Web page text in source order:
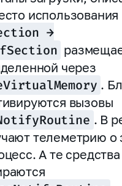
использования
→
через
.
вызовы
. В
телеметрию о
А те